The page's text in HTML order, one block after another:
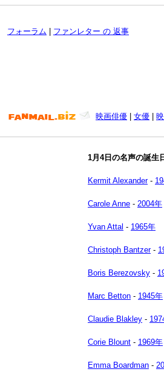
フォーラム ファンレター の 返事
映画俳優 女優
1月4日の名声の誕生
Kermit Alexander-
Carole Anne - 2004年
Yvan Attal - 1965年
Christoph Bantzer-
Boris Berezovsky -
Marc Betton - 1945年
Claudie Blakley -
Corie Blount - 1969年
Emma Boardman -